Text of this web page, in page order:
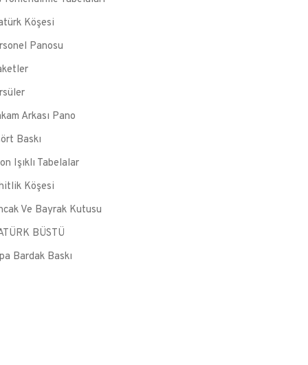
Köşesi
Panosu
Arkası Pano
Baskı
Işıklı Tabelalar
Köşesi
Ve Bayrak Kutusu
BÜSTÜ
Bardak Baskı